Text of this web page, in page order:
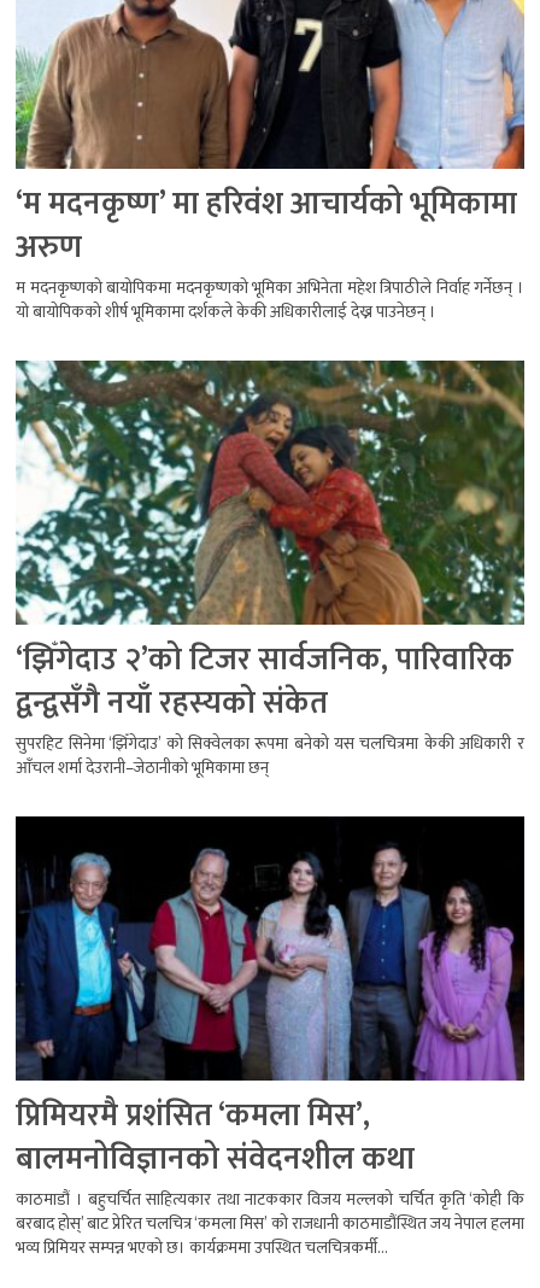
‘म मदनकृष्ण’ मा हरिवंश आचार्यको भूमिकामा
अरुण
म मदनकृष्णको बायोपिकमा मदनकृष्णको भूमिका अभिनेता महेश त्रिपाठीले निर्वाह गर्नेछन् ।
यो बायोपिकको शीर्ष भूमिकामा दर्शकले केकी अधिकारीलाई देख्न पाउनेछन् ।
‘झिँगेदाउ २’को टिजर सार्वजनिक, पारिवारिक
द्वन्द्वसँगै नयाँ रहस्यको संकेत
सुपरहिट सिनेमा ‘झिँगेदाउ’ को सिक्वेलका रूपमा बनेको यस चलचित्रमा केकी अधिकारी र
आँचल शर्मा देउरानी–जेठानीको भूमिकामा छन्
प्रिमियरमै प्रशंसित ‘कमला मिस’,
बालमनोविज्ञानको संवेदनशील कथा
काठमाडौं । बहुचर्चित साहित्यकार तथा नाटककार विजय मल्लको चर्चित कृति ‘कोही कि
बरबाद होस्’ बाट प्रेरित चलचित्र ‘कमला मिस’ को राजधानी काठमाडौंस्थित जय नेपाल हलमा
भव्य प्रिमियर सम्पन्न भएको छ। कार्यक्रममा उपस्थित चलचित्रकर्मी...